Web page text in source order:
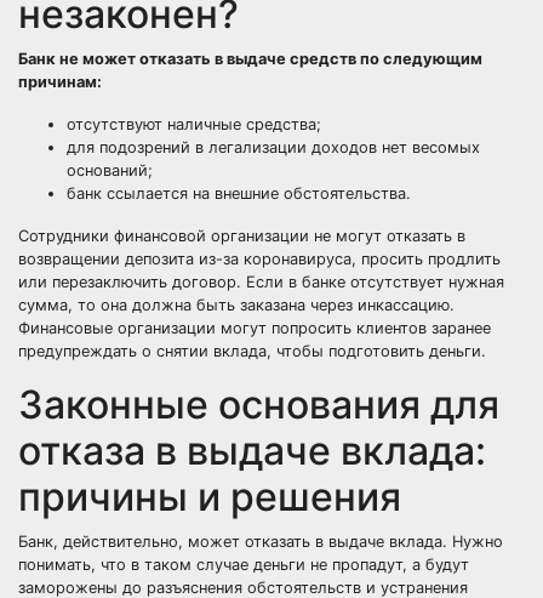
незаконен?
Банк не может отказать в выдаче средств по следующим
причинам:
отсутствуют наличные средства;
для подозрений в легализации доходов нет весомых
оснований;
банк ссылается на внешние обстоятельства.
Сотрудники финансовой организации не могут отказать в
возвращении депозита из-за коронавируса, просить продлить
или перезаключить договор. Если в банке отсутствует нужная
сумма, то она должна быть заказана через инкассацию.
Финансовые организации могут попросить клиентов заранее
предупреждать о снятии вклада, чтобы подготовить деньги.
Законные основания для
отказа в выдаче вклада:
причины и решения
Банк, действительно, может отказать в выдаче вклада. Нужно
понимать, что в таком случае деньги не пропадут, а будут
заморожены до разъяснения обстоятельств и устранения